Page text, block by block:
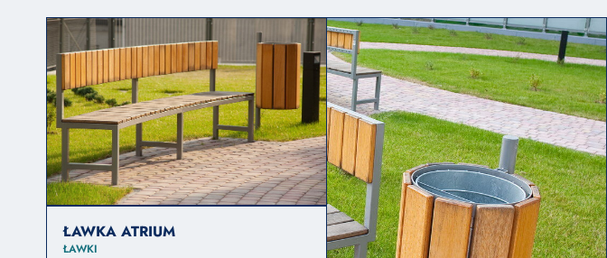
ŁAWKA ATRIUM
ŁAWKI